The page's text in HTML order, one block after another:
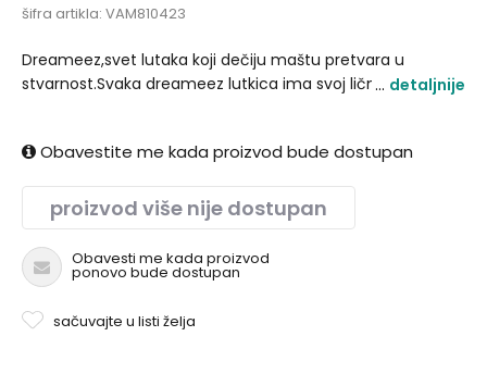
šifra artikla: VAM810423
Dreameez,svet lutaka koji dečiju maštu pretvara u
stvarnost.Svaka dreameez lutkica ima svoj lični
dizajnirane,ove lutkice podstiču kreativnu igru,maštu i
detaljnije
Obavestite me kada proizvod bude dostupan
proizvod više nije dostupan
Obavesti me kada proizvod
ponovo bude dostupan
sačuvajte u listi želja